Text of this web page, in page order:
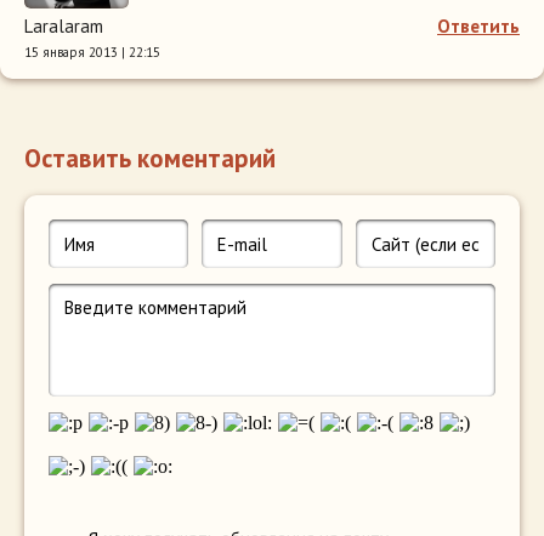
Ответить
Laralaram
15 января 2013 | 22:15
Оставить коментарий